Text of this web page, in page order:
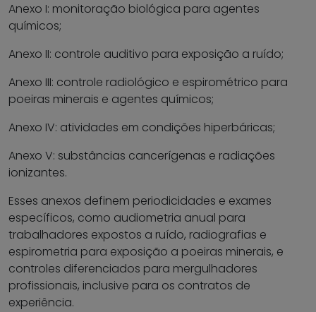
Anexo I: monitoração biológica para agentes
químicos;
Anexo II: controle auditivo para exposição a ruído;
Anexo III: controle radiológico e espirométrico para
poeiras minerais e agentes químicos;
Anexo IV: atividades em condições hiperbáricas;
Anexo V: substâncias cancerígenas e radiações
ionizantes.
Esses anexos definem periodicidades e exames
específicos, como audiometria anual para
trabalhadores expostos a ruído, radiografias e
espirometria para exposição a poeiras minerais, e
controles diferenciados para mergulhadores
profissionais, inclusive para os contratos de
experiência.